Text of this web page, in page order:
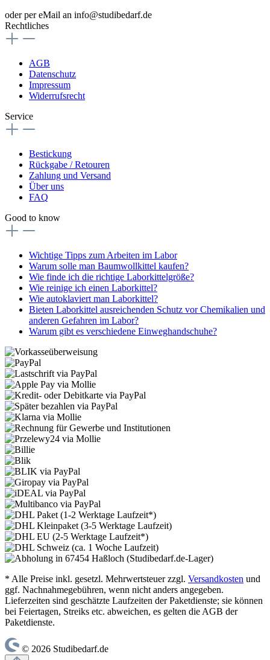
oder per eMail an info@studibedarf.de
Rechtliches
AGB
Datenschutz
Impressum
Widerrufsrecht
Service
Bestickung
Rückgabe / Retouren
Zahlung und Versand
Über uns
FAQ
Good to know
Wichtige Tipps zum Arbeiten im Labor
Warum solle man Baumwollkittel kaufen?
Wie finde ich die richtige Laborkittelgröße?
Wie reinige ich einen Laborkittel?
Wie autoklaviert man Laborkittel?
Bieten Laborkittel ausreichenden Schutz vor Chemikalien und
anderen Gefahren im Labor?
Warum gibt es verschiedene Einweghandschuhe?
* Alle Preise inkl. gesetzl. Mehrwertsteuer zzgl. Versandkosten und
ggf. Nachnahmegebühren, wenn nicht anders angegeben.
Lieferzeiten sind geschätzte Laufzeiten der Paketdienste; sie können
bei Feiertagen, Streiks etc. abweichen, es gelten die AGB der
Paketdienste.
© 2026 Studibedarf.de